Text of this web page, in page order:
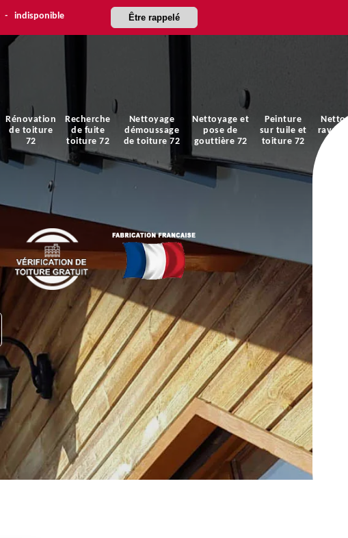
- indisponible Être rappelé
Rénovation
de toiture
72
Recherche
de fuite
toiture 72
Nettoyage
démoussage
de toiture 72
Nettoyage et
pose de
gouttière 72
Peinture
sur tuile et
toiture 72